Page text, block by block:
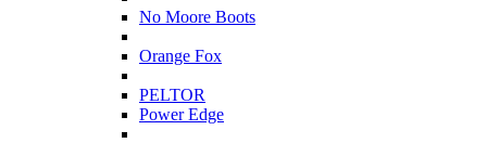
No Moore Boots
Orange Fox
PELTOR
Power Edge